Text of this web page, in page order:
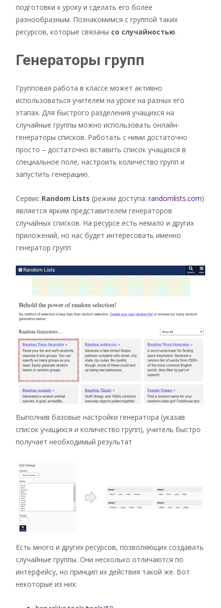
подготовки к уроку и сделать его более
разнообразным. Познакомимся с группой таких
ресурсов, которые связаны со случайностью.
Генераторы групп
Групповая работа в классе может активно
использоваться учителем на уроке на разных его
этапах. Для быстрого разделения учащихся на
случайные группы можно использовать онлайн-
генераторы списков. Работать с ними достаточно
просто – достаточно вставить список учащихся в
специальное поле, настроить количество групп и
запустить генерацию.
Сервис Random Lists (режим доступа: randomlists.com)
является ярким представителем генераторов
случайных списков. На ресурсе есть немало и других
приложений, но нас будет интересовать именно
генератор групп
Выполнив базовые настройки генератора (указав
список учащихся и количество групп), учитель быстро
получает необходимый результат
Есть много и других ресурсов, позволяющих создавать
случайные группы. Они несколько отличаются по
интерфейсу, но принцип их действия такой же. Вот
некоторые из них: